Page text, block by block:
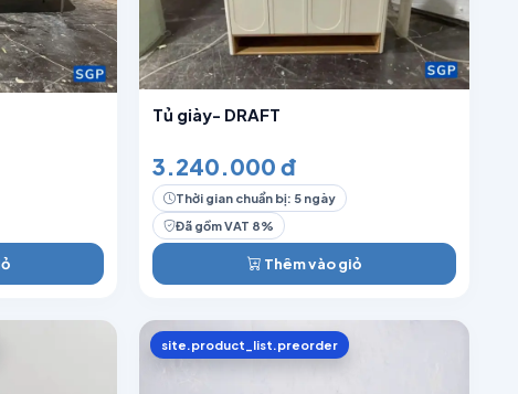
Tủ giày- DRAFT
3.240.000 đ
Thời gian chuẩn bị: 5 ngày
Đã gồm VAT 8%
Thêm vào giỏ
site.product_list.preorder